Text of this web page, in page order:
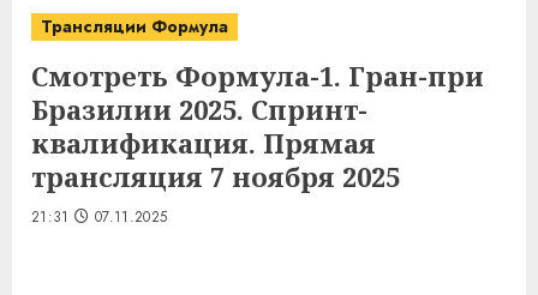
Трансляции Формула
Смотреть Формула-1. Гран-при
Бразилии 2025. Спринт-
квалификация. Прямая
трансляция 7 ноября 2025
21:31 07.11.2025